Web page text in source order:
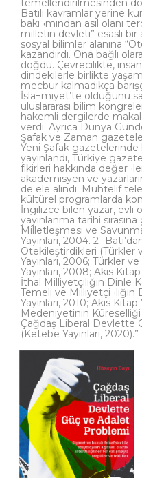
temellendirilmesinden
Batılı kavramlar yerine
bakı¬mından asıl olanı
milletin devleti” esaslı
sosyal bilimler alanına
kazandırdı. Ona bağlı
doğdu. Çevrecilikte,
dindekilerle birlikte
mecbur kalmadıkça
İsla¬miyet’te olduğunu
uluslararası bilim
hakemli dergilerde
verdi. Ayrıca Dünya
Şafak ve Zaman
Yeni Şafak gazetelerinde
yayınlandı, Türkiye
fikirleri hakkında
akademisyen ve
de ele alındı. Muhtelif
kültürel programlarda
İngilizce bilen yazar, evli
yayınlanma tarihi
Milletleşmesi ve
Yayınları, 2004. 2-
Ötekileştirdikleri (Türkler
Yayınları, 2006; Türkler
Yayınları, 2008; Akis Kitap
İthal Milliyetçiliğin Dinle
Temeli ve Milliyetçi¬liğin
Yayınları, 2010; Akis Kitap
Medeniyetinin Küreselliği
Çağdaş Liberal Devlette
(Ketebe Yayınları, 2020).”